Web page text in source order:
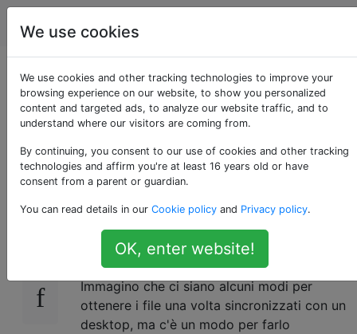
Apple
Puoi condividere o
salvare i messaggi
vocali di iPhone?
13
Esiste un modo per esportare o inviare e-
mail alla voicemail (non ai memo vocali)
dall'iPhone (con iOS7)?
Immagino che ci siano alcuni modi per
ottenere i file una volta sincronizzati con un
desktop, ma c'è un modo per farlo
We use cookies
We use cookies and other tracking technologies to improve your
browsing experience on our website, to show you personalized
content and targeted ads, to analyze our website traffic, and to
understand where our visitors are coming from.
By continuing, you consent to our use of cookies and other tracking
technologies and affirm you're at least 16 years old or have
consent from a parent or guardian.
You can read details in our Cookie policy and Privacy policy.
OK, enter website!